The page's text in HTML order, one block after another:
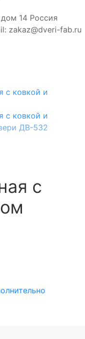
14 Россия
zakaz@dveri-fab.ru
с